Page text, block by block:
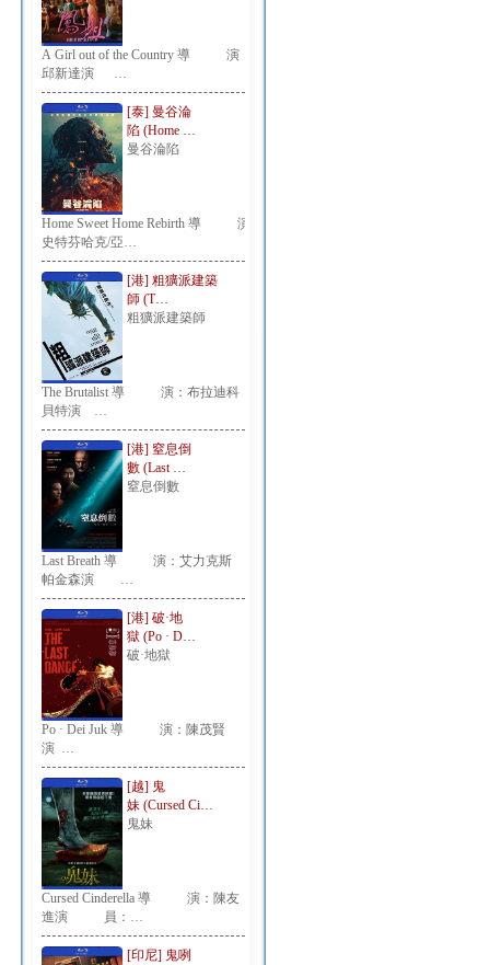
A Girl out of the Country 導 演：
邱新達演 …
[泰] 曼谷淪
陷 (Home …
曼谷淪陷
Home Sweet Home Rebirth 導 演：
史特芬哈克/亞…
[港] 粗獷派建築
師 (T…
粗獷派建築師
The Brutalist 導 演：布拉迪科
貝特演 …
[港] 窒息倒
數 (Last …
窒息倒數
Last Breath 導 演：艾力克斯
帕金森演 …
[港] 破·地
獄 (Po · D…
破·地獄
Po · Dei Juk 導 演：陳茂賢
演 …
[越] 鬼
妹 (Cursed Ci…
鬼妹
Cursed Cinderella 導 演：陳友
進演 員：…
[印尼] 鬼咧